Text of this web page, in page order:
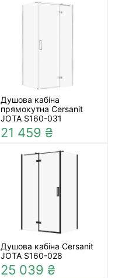
Душова кабіна
прямокутна Cersanit
JOTA S160-031
21 459 ₴
Душова кабіна Cersanit
JOTA S160-028
25 039 ₴